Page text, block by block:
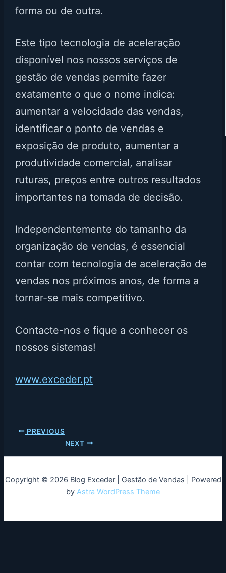
forma ou de outra.
Este tipo tecnologia de aceleração
disponível nos nossos serviços de
gestão de vendas permite fazer
exatamente o que o nome indica:
aumentar a velocidade das vendas,
identificar o ponto de vendas e
exposição de produto, aumentar a
produtividade comercial, analisar
ruturas, preços entre outros resultados
importantes na tomada de decisão.
Independentemente do tamanho da
organização de vendas, é essencial
contar com tecnologia de aceleração de
vendas nos próximos anos, de forma a
tornar-se mais competitivo.
Contacte-nos e fique a conhecer os
nossos sistemas!
www.exceder.pt
PREVIOUS
NEXT
Copyright © 2026 Blog Exceder | Gestão de Vendas | Powered
by Astra WordPress Theme